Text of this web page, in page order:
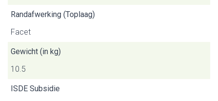
Randafwerking (Toplaag)
Facet
Gewicht (in kg)
10.5
ISDE Subsidie